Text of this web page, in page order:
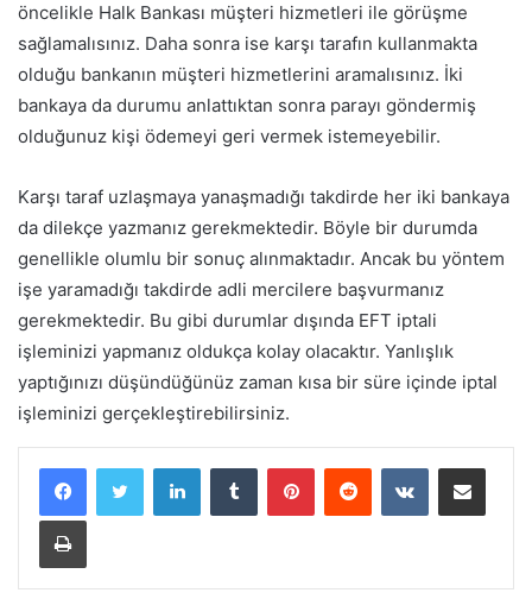
öncelikle Halk Bankası müşteri hizmetleri ile görüşme
sağlamalısınız. Daha sonra ise karşı tarafın kullanmakta
olduğu bankanın müşteri hizmetlerini aramalısınız. İki
bankaya da durumu anlattıktan sonra parayı göndermiş
olduğunuz kişi ödemeyi geri vermek istemeyebilir.
Karşı taraf uzlaşmaya yanaşmadığı takdirde her iki bankaya
da dilekçe yazmanız gerekmektedir. Böyle bir durumda
genellikle olumlu bir sonuç alınmaktadır. Ancak bu yöntem
işe yaramadığı takdirde adli mercilere başvurmanız
gerekmektedir. Bu gibi durumlar dışında EFT iptali
işleminizi yapmanız oldukça kolay olacaktır. Yanlışlık
yaptığınızı düşündüğünüz zaman kısa bir süre içinde iptal
işleminizi gerçekleştirebilirsiniz.
LinkedInTumblr PinterestReddit VKontakteE-Posta ile paylaş
Yazdır